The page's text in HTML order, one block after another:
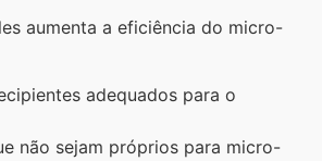
aumenta a eficiência do micro-
adequados para o
não sejam próprios para micro-